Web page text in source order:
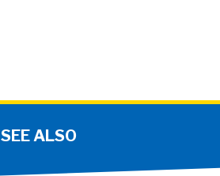
SEE ALSO